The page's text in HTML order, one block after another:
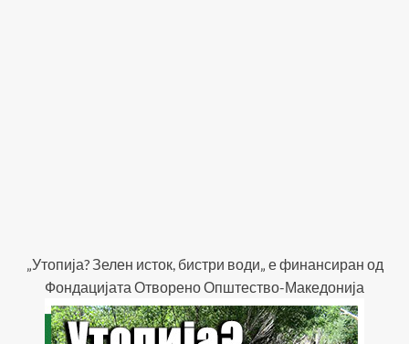
„Утопија? Зелен исток, бистри води„ е финансиран од
Фондацијата Отворено Општество-Македонија